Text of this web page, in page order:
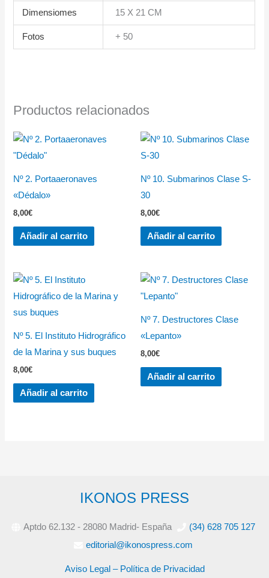
Dimensiomes 15 X 21 CM
Fotos + 50
Productos relacionados
Nº 2. Portaaeronaves
«Dédalo»
8,00€
Añadir al carrito
Nº 10. Submarinos Clase S-
30
8,00€
Añadir al carrito
Nº 5. El Instituto Hidrográfico
de la Marina y sus buques
8,00€
Añadir al carrito
Nº 7. Destructores Clase
«Lepanto»
8,00€
Añadir al carrito
IKONOS PRESS
Aptdo 62.132 - 28080 Madrid- España
(34) 628 705 127
editorial@ikonospress.com
Aviso Legal – Política de Privacidad